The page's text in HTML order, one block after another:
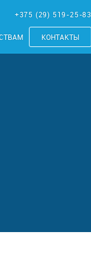
+375 (29) 519-25-83
КОНТАКТЫ